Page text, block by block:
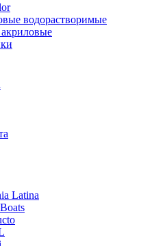
водорастворимые
Latina